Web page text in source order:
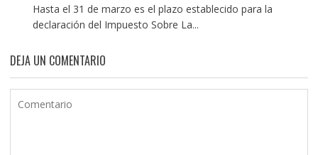
Hasta el 31 de marzo es el plazo establecido para la
declaración del Impuesto Sobre La...
DEJA UN COMENTARIO